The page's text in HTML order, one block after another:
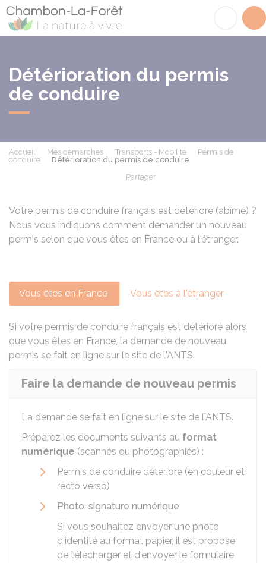
Détérioration du permis
de conduire
Accueil Mes démarches Transports - Mobilité
Permis de
conduire
Détérioration du permis de conduire
Partager
Votre permis de conduire français est détérioré (abîmé) ?
Nous vous indiquons comment demander un nouveau
permis selon que vous êtes en France ou à l'étranger.
Vous êtes en France Vous êtes à l'étranger
Si votre permis de conduire français est détérioré alors
que vous êtes en France, la demande de nouveau
permis se fait en ligne sur le site de l'ANTS.
Faire la demande de nouveau permis
La demande se fait en ligne sur le site de l'ANTS.
Préparez les documents suivants au format
numérique (scannés ou photographiés) :
Permis de conduire détérioré (en couleur et
recto verso)
Photo-signature numérique
Si vous souhaitez envoyer une photo
d'identité au format papier, il est proposé
de télécharger et d'envoyer le formulaire